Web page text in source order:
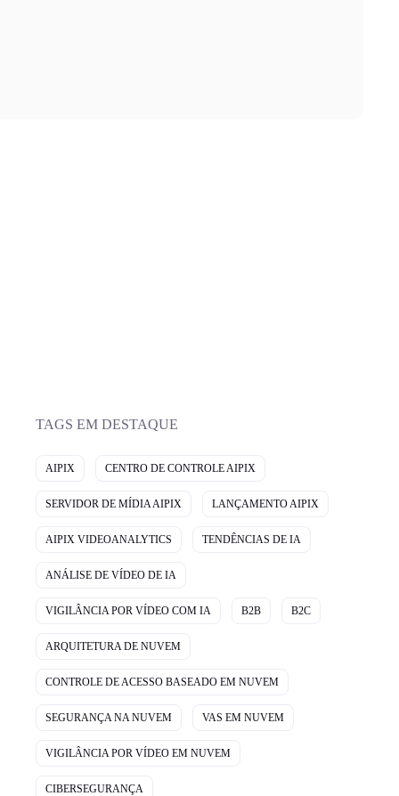
TAGS EM DESTAQUE
AIPIX CENTRO DE CONTROLE AIPIX
SERVIDOR DE MÍDIA AIPIX LANÇAMENTO AIPIX
AIPIX VIDEOANALYTICS TENDÊNCIAS DE IA
ANÁLISE DE VÍDEO DE IA
VIGILÂNCIA POR VÍDEO COM IA B2B B2C
ARQUITETURA DE NUVEM
CONTROLE DE ACESSO BASEADO EM NUVEM
SEGURANÇA NA NUVEM VAS EM NUVEM
VIGILÂNCIA POR VÍDEO EM NUVEM
CIBERSEGURANÇA